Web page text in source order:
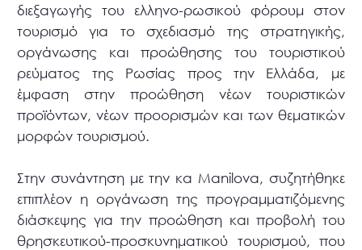
διεξαγωγής του ελληνο-ρωσικού φόρουμ στον
τουρισμό για το σχεδιασμό της στρατηγικής,
οργάνωσης και προώθησης του τουριστικού
ρεύματος της Ρωσίας προς την Ελλάδα, με
έμφαση στην προώθηση νέων τουριστικών
προϊόντων, νέων προορισμών και των θεματικών
μορφών τουρισμού.
Στην συνάντηση με την κα Manilova, συζητήθηκε
επιπλέον η οργάνωση της προγραμματιζόμενης
διάσκεψης για την προώθηση και προβολή του
θρησκευτικού-προσκυνηματικού τουρισμού, που